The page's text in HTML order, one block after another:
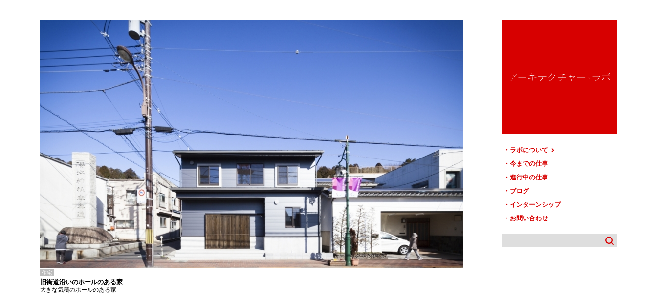
ラボについて
今までの仕事
進行中の仕事
ブログ
インターンシップ
お問い合わせ
住宅
旧街道沿いのホールのある家
大きな気積のホールのある家